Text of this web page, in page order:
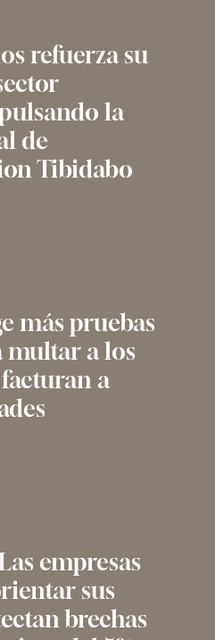
refuerza su
la
de
Tibidabo
más pruebas
multar a los
a
empresas
sus
brechas